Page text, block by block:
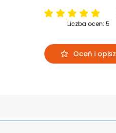
Liczba ocen: 5
Oceń i opisz